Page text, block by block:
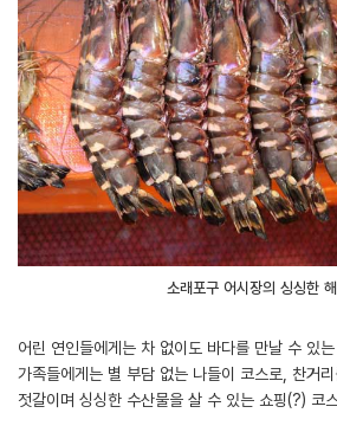
소래포구 어시장의 싱싱한
어린 연인들에게는 차 없이도 바다를 만날 수 있는
가족들에게는 별 부담 없는 나들이 코스로, 찬거
젓갈이며 싱싱한 수산물을 살 수 있는 쇼핑(?) 코